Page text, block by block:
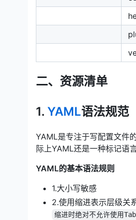
二、资源清单
1. YAML语法规范
YAML是专注于写配置文件
际上YAML还是一种标记语
YAML的基本语法规则
1.大小写敏感
2.使用缩进表示层级关
缩进时绝对不允许使用